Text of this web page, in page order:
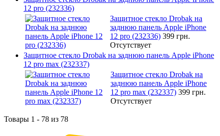
12 pro (232336)
Защитное стекло Drobak на
заднюю панель Apple iPhone
12 pro (232336) 399 грн.
Отсутствует
Защитное стекло Drobak на заднюю панель Apple iPhone
12 pro max (232337)
Защитное стекло Drobak на
заднюю панель Apple iPhone
12 pro max (232337) 399 грн.
Отсутствует
Товары 1 - 78 из 78